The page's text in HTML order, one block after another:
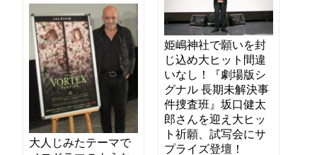
姫嶋神社で願いを封
じ込め大ヒット間違
いなし！『劇場版シ
グナル 長期未解決事
件捜査班』坂口健太
郎さんを迎え大ヒッ
ト祈願、試写会にサ
プライズ登壇！
大人じみたテーマで